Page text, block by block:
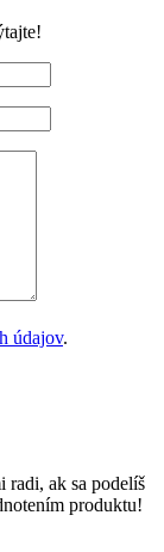
údajov.
ak sa podelíš
produktu!